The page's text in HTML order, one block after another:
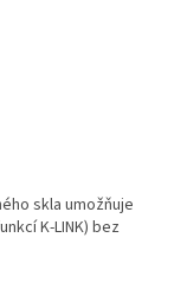
skla umožňuje
K-LINK) bez